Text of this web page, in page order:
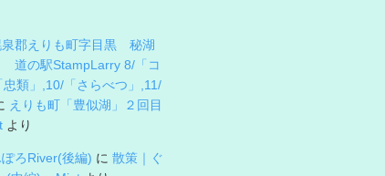
泉郡えりも町字目黒 秘湖
道の駅StampLarry 8/「コ
類」,10/「さらべつ」,11/
えりも町「豊似湖」２回目
より
ろRiver(後編) に 散策｜ぐ